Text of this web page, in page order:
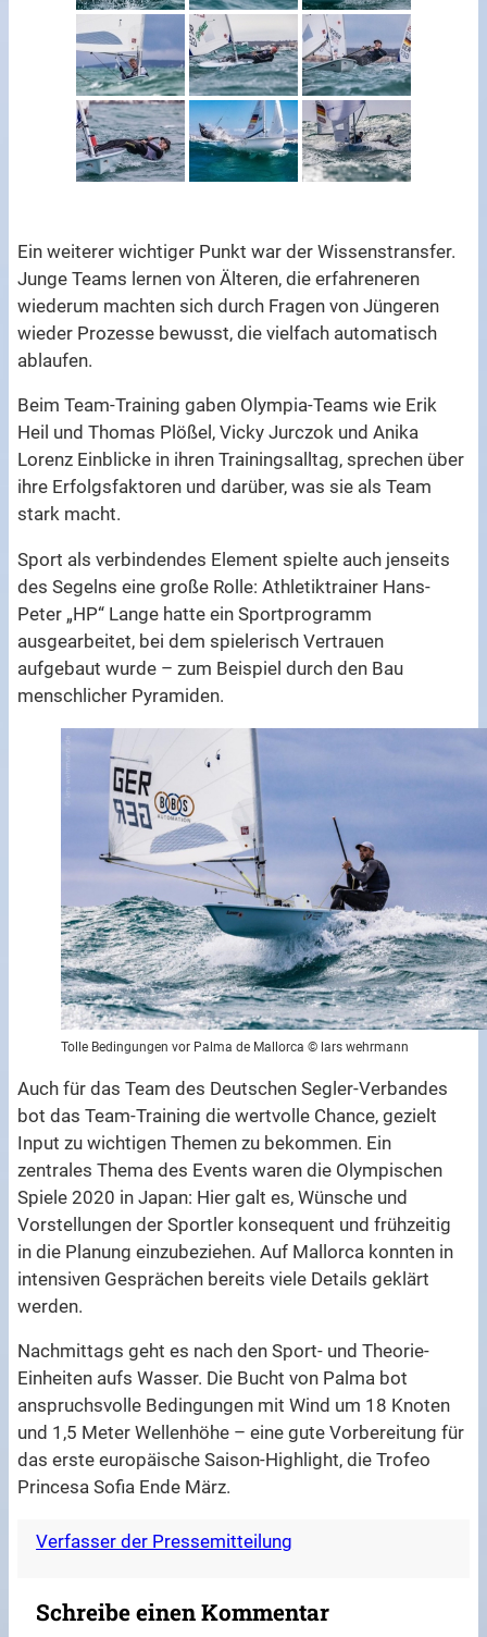
Ein weiterer wichtiger Punkt war der Wissenstransfer.
Junge Teams lernen von Älteren, die erfahreneren
wiederum machten sich durch Fragen von Jüngeren
wieder Prozesse bewusst, die vielfach automatisch
ablaufen.
Beim Team-Training gaben Olympia-Teams wie Erik
Heil und Thomas Plößel, Vicky Jurczok und Anika
Lorenz Einblicke in ihren Trainingsalltag, sprechen über
ihre Erfolgsfaktoren und darüber, was sie als Team
stark macht.
Sport als verbindendes Element spielte auch jenseits
des Segelns eine große Rolle: Athletiktrainer Hans-
Peter „HP“ Lange hatte ein Sportprogramm
ausgearbeitet, bei dem spielerisch Vertrauen
aufgebaut wurde – zum Beispiel durch den Bau
menschlicher Pyramiden.
Tolle Bedingungen vor Palma de Mallorca © lars wehrmann
Auch für das Team des Deutschen Segler-Verbandes
bot das Team-Training die wertvolle Chance, gezielt
Input zu wichtigen Themen zu bekommen. Ein
zentrales Thema des Events waren die Olympischen
Spiele 2020 in Japan: Hier galt es, Wünsche und
Vorstellungen der Sportler konsequent und frühzeitig
in die Planung einzubeziehen. Auf Mallorca konnten in
intensiven Gesprächen bereits viele Details geklärt
werden.
Nachmittags geht es nach den Sport- und Theorie-
Einheiten aufs Wasser. Die Bucht von Palma bot
anspruchsvolle Bedingungen mit Wind um 18 Knoten
und 1,5 Meter Wellenhöhe – eine gute Vorbereitung für
das erste europäische Saison-Highlight, die Trofeo
Princesa Sofia Ende März.
Verfasser der Pressemitteilung
Schreibe einen Kommentar